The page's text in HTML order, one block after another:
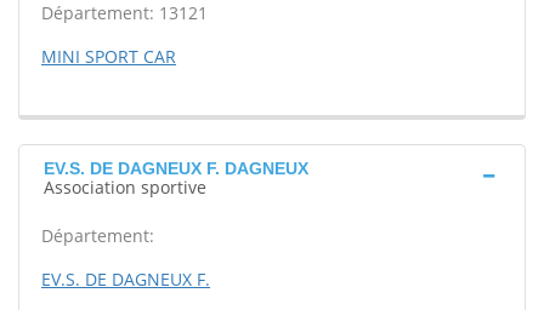
Département: 13121
MINI SPORT CAR
EV.S. DE DAGNEUX F. DAGNEUX
Association sportive
Département:
EV.S. DE DAGNEUX F.